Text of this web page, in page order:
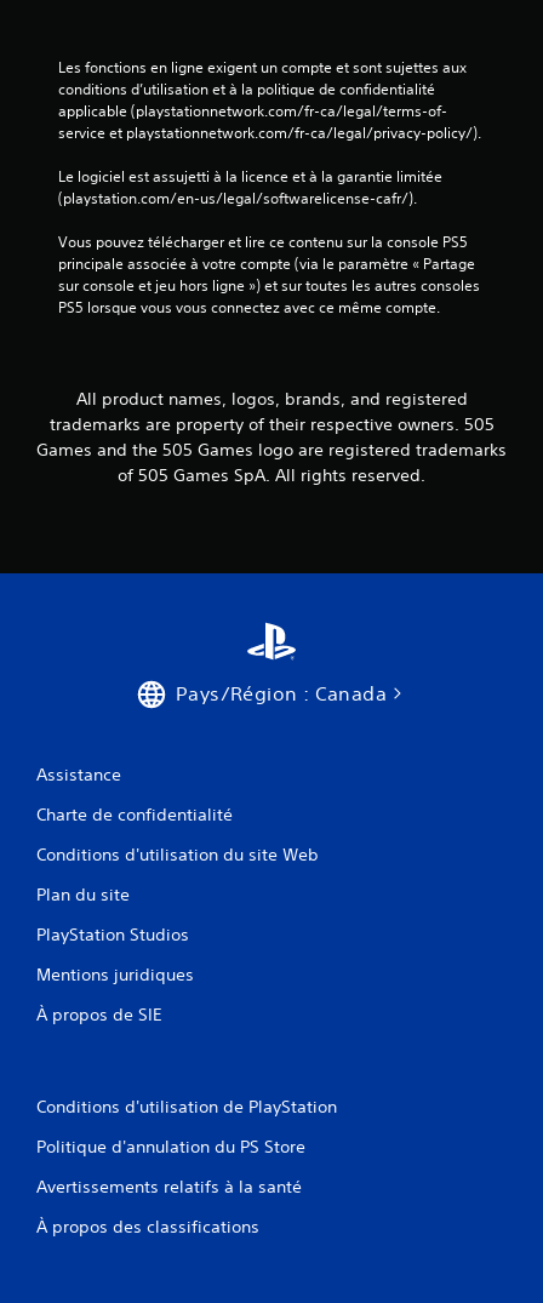
Les fonctions en ligne exigent un compte et sont sujettes aux
conditions d’utilisation et à la politique de confidentialité
applicable (playstationnetwork.com/fr-ca/legal/terms-of-
service et playstationnetwork.com/fr-ca/legal/privacy-policy/).
Le logiciel est assujetti à la licence et à la garantie limitée
(playstation.com/en-us/legal/softwarelicense-cafr/).
Vous pouvez télécharger et lire ce contenu sur la console PS5
principale associée à votre compte (via le paramètre « Partage
sur console et jeu hors ligne ») et sur toutes les autres consoles
PS5 lorsque vous vous connectez avec ce même compte.
All product names, logos, brands, and registered
trademarks are property of their respective owners. 505
Games and the 505 Games logo are registered trademarks
of 505 Games SpA. All rights reserved.
Pays/Région : Canada
Assistance
Charte de confidentialité
Conditions d'utilisation du site Web
Plan du site
PlayStation Studios
Mentions juridiques
À propos de SIE
Conditions d'utilisation de PlayStation
Politique d'annulation du PS Store
Avertissements relatifs à la santé
À propos des classifications